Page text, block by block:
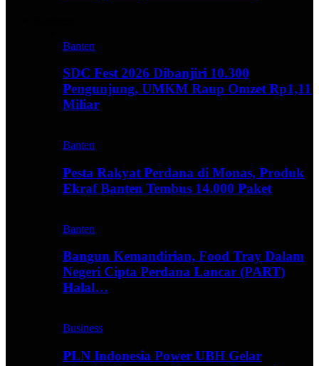
Banten
SDC Fest 2026 Dibanjiri 10.300
Pengunjung, UMKM Raup Omzet Rp1,11
Miliar
Banten
Pesta Rakyat Perdana di Monas, Produk
Ekraf Banten Tembus 14.000 Paket
Banten
Bangun Kemandirian, Food Tray Dalam
Negeri Cipta Perdana Lancar (PART)
Halal…
Business
PLN Indonesia Power UBH Gelar